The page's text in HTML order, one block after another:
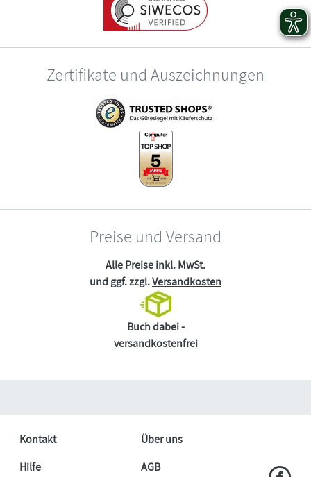
Zertifikate und Auszeichnungen
Preise und Versand
Alle Preise inkl. MwSt.
und ggf. zzgl.Versandkosten
Buch dabei -
versandkostenfrei
Kontakt
Über uns
Hilfe
AGB